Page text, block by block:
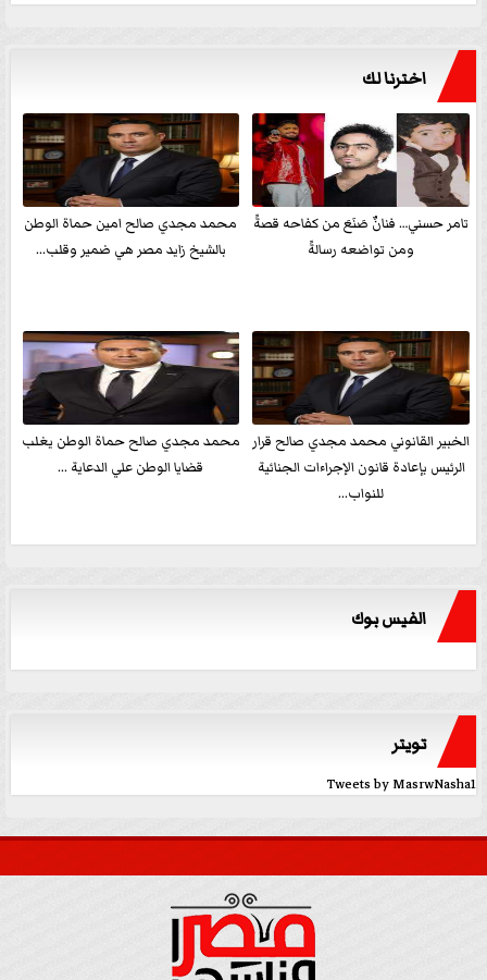
اخترنا لك
تامر حسني… فنانٌ صَنَعَ من كفاحه قصةً
ومن تواضعه رسالةً
محمد مجدي صالح امين حماة الوطن
بالشيخ زايد مصر هي ضمير وقلب...
الخبير القانوني محمد مجدي صالح قرار
الرئيس بإعادة قانون الإجراءات الجنائية
للنواب...
محمد مجدي صالح حماة الوطن يغلب
قضايا الوطن علي الدعاية ...
الفيس بوك
تويتر
Tweets by MasrwNasha1